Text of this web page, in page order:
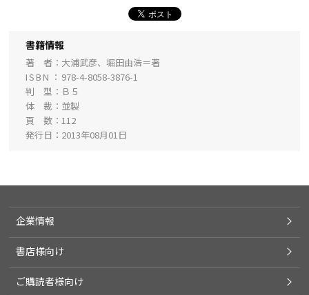
書籍情報
著 者
大浦武彦、堀田由浩＝著
ISBN
978-4-8058-3876-1
判 型
Ｂ５
体 裁
並製
頁 数
112
発行日
2013年08月01日
企業情報
書店様向け
ご購読者様向け